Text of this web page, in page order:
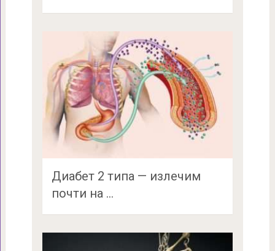
Диабет 2 типа — излечим
почти на …